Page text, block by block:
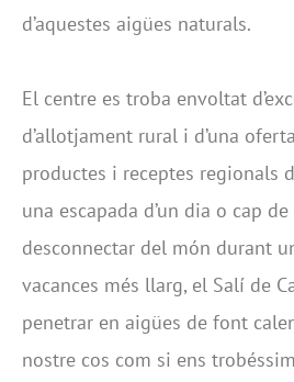
d’aquestes aigües naturals.
El centre es troba envoltat
d’allotjament rural i d’una
productes i receptes regionals
una escapada d’un dia o cap
desconnectar del món durant
vacances més llarg, el Salí de
penetrar en aigües de font
nostre cos com si ens